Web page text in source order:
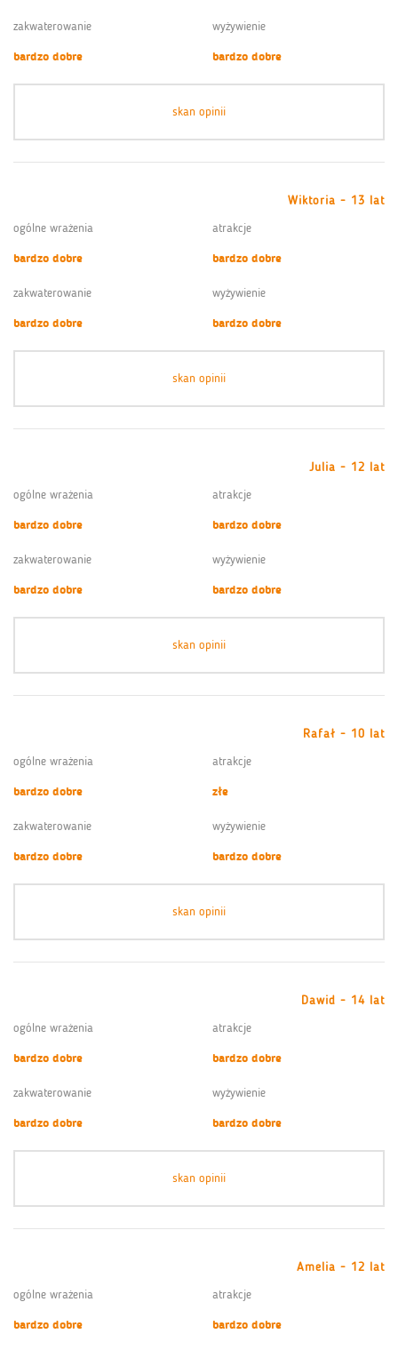
zakwaterowanie
bardzo dobre
wyżywienie
bardzo dobre
skan opinii
Wiktoria - 13 lat
ogólne wrażenia
bardzo dobre
atrakcje
bardzo dobre
zakwaterowanie
bardzo dobre
wyżywienie
bardzo dobre
skan opinii
Julia - 12 lat
ogólne wrażenia
bardzo dobre
atrakcje
bardzo dobre
zakwaterowanie
bardzo dobre
wyżywienie
bardzo dobre
skan opinii
Rafał - 10 lat
ogólne wrażenia
bardzo dobre
atrakcje
złe
zakwaterowanie
bardzo dobre
wyżywienie
bardzo dobre
skan opinii
Dawid - 14 lat
ogólne wrażenia
bardzo dobre
atrakcje
bardzo dobre
zakwaterowanie
bardzo dobre
wyżywienie
bardzo dobre
skan opinii
Amelia - 12 lat
ogólne wrażenia
bardzo dobre
atrakcje
bardzo dobre